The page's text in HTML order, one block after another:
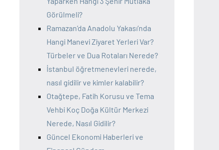
Görülmeli?
Ramazan’da Anadolu Yakası’nda
Hangi Manevi Ziyaret Yerleri Var?
Türbeler ve Dua Rotaları Nerede?
İstanbul öğretmenevleri nerede,
nasıl gidilir ve kimler kalabilir?
Otağtepe, Fatih Korusu ve Tema
Vehbi Koç Doğa Kültür Merkezi
Nerede, Nasıl Gidilir?
Güncel Ekonomi Haberleri ve